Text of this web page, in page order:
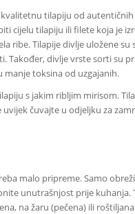
tilapiju od autentičnih
cijelu tilapiju ili filete koja je
ribe. Tilapije divlje uložene su
Također, divlje vrste sorti su
manje toksina od uzgajanih.
s jakim ribljim mirisom.
uvijek čuvajte u odjeljku za
malo pripreme. Samo
unutrašnjost prije kuhanja.
na žaru (pečena) ili